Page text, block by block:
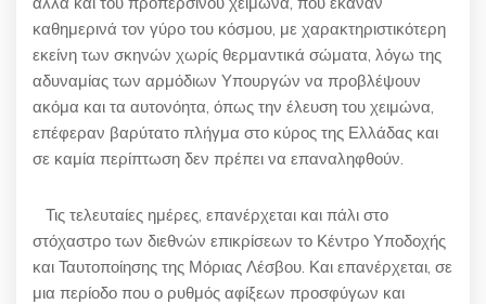
καθημερινά τον γύρο του κόσμου, με χαρακτηριστικότερη
εκείνη των σκηνών χωρίς θερμαντικά σώματα, λόγω της
αδυναμίας των αρμόδιων Υπουργών να προβλέψουν
ακόμα και τα αυτονόητα, όπως την έλευση του χειμώνα,
επέφεραν βαρύτατο πλήγμα στο κύρος της Ελλάδας και
σε καμία περίπτωση δεν πρέπει να επαναληφθούν.
Τις τελευταίες ημέρες, επανέρχεται και πάλι στο
στόχαστρο των διεθνών επικρίσεων το Κέντρο Υποδοχής
και Ταυτοποίησης της Μόριας Λέσβου. Και επανέρχεται, σε
μια περίοδο που ο ρυθμός αφίξεων προσφύγων και